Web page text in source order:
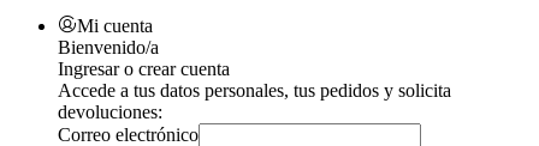
Mi cuenta
Bienvenido/a
Ingresar o crear cuenta
Accede a tus datos personales, tus pedidos y solicita
devoluciones:
Correo electrónico